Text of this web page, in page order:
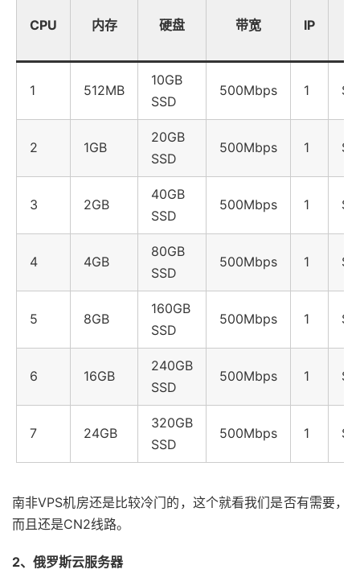
CPU 内存 硬盘 带宽 IP
1 512MB
10GB
SSD
500Mbps 1
2 1GB
20GB
SSD
500Mbps 1
3 2GB
40GB
SSD
500Mbps 1
4 4GB
80GB
SSD
500Mbps 1
5 8GB
160GB
SSD
500Mbps 1
6 16GB
240GB
SSD
500Mbps 1
7 24GB
320GB
SSD
500Mbps 1
南非VPS机房还是比较冷门的，这个就看我们是否有需要，
而且还是CN2线路。
2、俄罗斯云服务器